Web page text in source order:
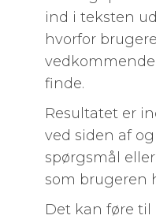
ind i teksten
hvorfor
finde.
Resultatet er
ved siden af
spørgsmål
som brugeren
Det kan føre